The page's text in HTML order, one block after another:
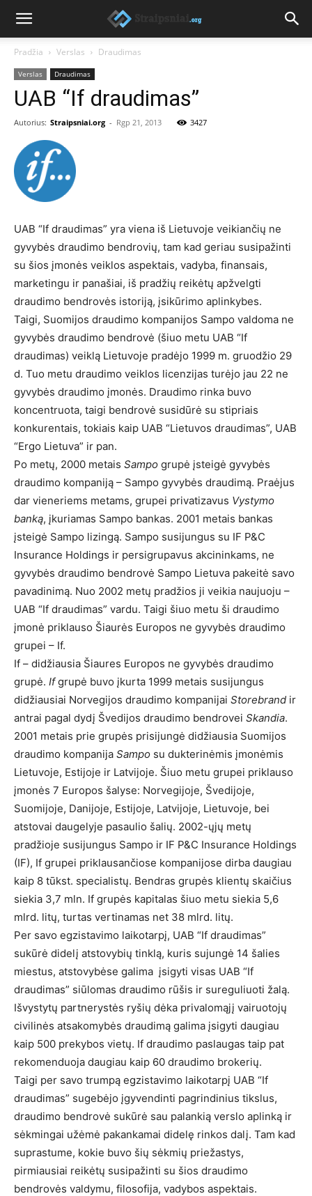
Pradžia Verslas Draudimas
Verslas Draudimas
UAB “If draudimas”
Autorius: Straipsniai.org - Rgp 21, 2013 3427
UAB “If draudimas” yra viena iš Lietuvoje veikiančių ne
gyvybės draudimo bendrovių, tam kad geriau susipažinti
su šios įmonės veiklos aspektais, vadyba, finansais,
marketingu ir panašiai, iš pradžių reikėtų apžvelgti
draudimo bendrovės istoriją, įsikūrimo aplinkybes.
Taigi, Suomijos draudimo kompanijos Sampo valdoma ne
gyvybės draudimo bendrovė (šiuo metu UAB “If
draudimas) veiklą Lietuvoje pradėjo 1999 m. gruodžio 29
d. Tuo metu draudimo veiklos licenzijas turėjo jau 22 ne
gyvybės draudimo įmonės. Draudimo rinka buvo
koncentruota, taigi bendrovė susidūrė su stipriais
konkurentais, tokiais kaip UAB “Lietuvos draudimas”, UAB
“Ergo Lietuva” ir pan.
Po metų, 2000 metais Sampo grupė įsteigė gyvybės
draudimo kompaniją – Sampo gyvybės draudimą. Praėjus
dar vieneriems metams, grupei privatizavus Vystymo
banką, įkuriamas Sampo bankas. 2001 metais bankas
įsteigė Sampo lizingą. Sampo susijungus su IF P&C
Insurance Holdings ir persigrupavus akcininkams, ne
gyvybės draudimo bendrovė Sampo Lietuva pakeitė savo
pavadinimą. Nuo 2002 metų pradžios ji veikia naujuoju –
UAB “If draudimas” vardu. Taigi šiuo metu ši draudimo
įmonė priklauso Šiaurės Europos ne gyvybės draudimo
grupei – If.
If – didžiausia Šiaures Europos ne gyvybės draudimo
grupė. Ifgrupė buvo įkurta 1999 metais susijungus
didžiausiai Norvegijos draudimo kompanijai Storebrand ir
antrai pagal dydį Švedijos draudimo bendrovei Skandia.
2001 metais prie grupės prisijungė didžiausia Suomijos
draudimo kompanija Sampo su dukterinėmis įmonėmis
Lietuvoje, Estijoje ir Latvijoje. Šiuo metu grupei priklauso
įmonės 7 Europos šalyse: Norvegijoje, Švedijoje,
Suomijoje, Danijoje, Estijoje, Latvijoje, Lietuvoje, bei
atstovai daugelyje pasaulio šalių. 2002-ųjų metų
pradžioje susijungus Sampo ir IF P&C Insurance Holdings
(IF), If grupei priklausančiose kompanijose dirba daugiau
kaip 8 tūkst. specialistų. Bendras grupės klientų skaičius
siekia 3,7 mln. If grupės kapitalas šiuo metu siekia 5,6
mlrd. litų, turtas vertinamas net 38 mlrd. litų.
Per savo egzistavimo laikotarpį, UAB “If draudimas”
sukūrė didelį atstovybių tinklą, kuris sujungė 14 šalies
miestus, atstovybėse galima įsigyti visas UAB “If
draudimas” siūlomas draudimo rūšis ir sureguliuoti žalą.
Išvystytų partnerystės ryšių dėka privalomąjį vairuotojų
civilinės atsakomybės draudimą galima įsigyti daugiau
kaip 500 prekybos vietų. If draudimo paslaugas taip pat
rekomenduoja daugiau kaip 60 draudimo brokerių.
Taigi per savo trumpą egzistavimo laikotarpį UAB “If
draudimas” sugebėjo įgyvendinti pagrindinius tikslus,
draudimo bendrovė sukūrė sau palankią verslo aplinką ir
sėkmingai užėmė pakankamai didelę rinkos dalį. Tam kad
suprastume, kokie buvo šių sėkmių priežastys,
pirmiausiai reikėtų susipažinti su šios draudimo
bendrovės valdymu, filosofija, vadybos aspektais.